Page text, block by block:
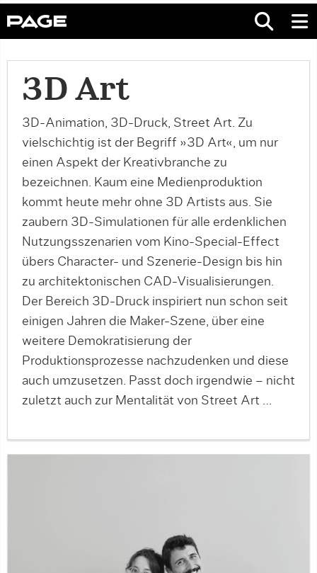
3D Art
3D-Animation, 3D-Druck, Street Art. Zu
vielschichtig ist der Begriff »3D Art«, um nur
einen Aspekt der Kreativbranche zu
bezeichnen. Kaum eine Medienproduktion
kommt heute mehr ohne 3D Artists aus. Sie
zaubern 3D-Simulationen für alle erdenklichen
Nutzungsszenarien vom Kino-Special-Effect
übers Character- und Szenerie-Design bis hin
zu architektonischen CAD-Visualisierungen.
Der Bereich 3D-Druck inspiriert nun schon seit
einigen Jahren die Maker-Szene, über eine
weitere Demokratisierung der
Produktionsprozesse nachzudenken und diese
auch umzusetzen. Passt doch irgendwie – nicht
zuletzt auch zur Mentalität von Street Art …